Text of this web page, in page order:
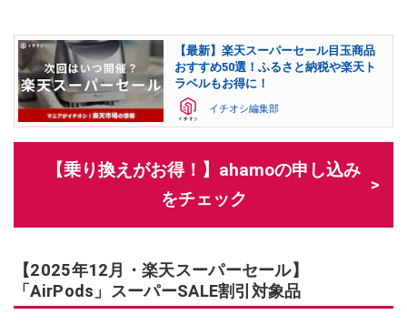
【最新】楽天スーパーセール目玉商品
おすすめ50選！ふるさと納税や楽天ト
ラベルもお得に！
イチオシ編集部
【乗り換えがお得！】ahamoの申し込み
をチェック
【2025年12月・楽天スーパーセール】
「AirPods」スーパーSALE割引対象品